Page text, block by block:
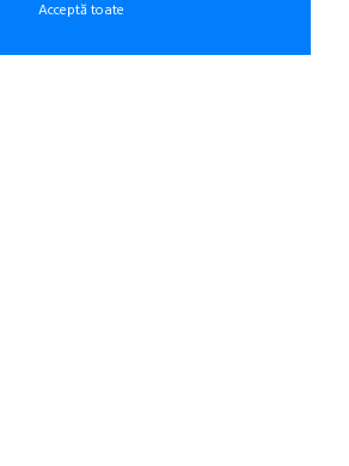
Acceptă toate